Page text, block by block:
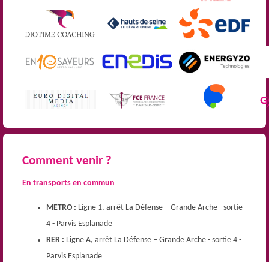
Comment venir ?
En transports en commun
METRO : Ligne 1, arrêt La Défense – Grande Arche - sortie
4 - Parvis Esplanade
RER : Ligne A, arrêt La Défense – Grande Arche - sortie 4 -
Parvis Esplanade